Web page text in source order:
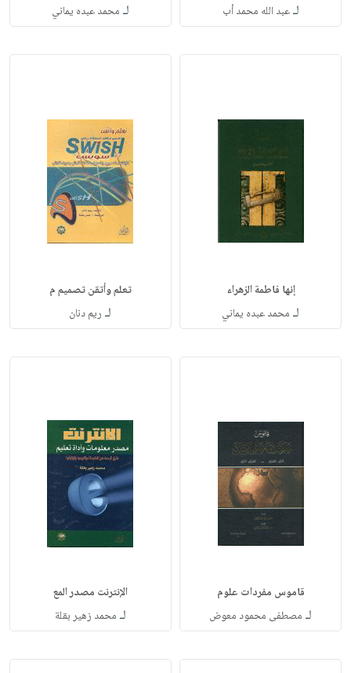
لـعبد الله محمد أب لـ محمد عبده يماني
إنها فاطمة الزهراء
لـ محمد عبده يماني
تعلم وأتقن تصميم م
لـ ريم دنان
قاموس مفردات علوم
لـ مصطفى محمود معوض
الإنترنت مصدر المع
لـ محمد زهير بقلة